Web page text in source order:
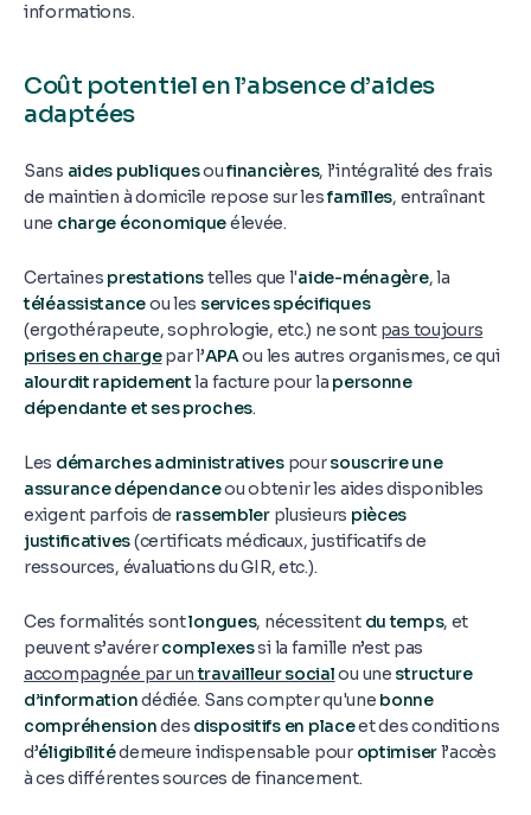
informations.
Coût potentiel en l’absence d’aides
adaptées
Sans aides publiquesoufinancières, l’intégralité des frais
de maintien à domicile repose sur lesfamilles, entraînant
une charge économiqueélevée.
Certaines prestationstelles que l'aide-ménagère, la
téléassistanceou les services spécifiques
(ergothérapeute, sophrologie, etc.) ne sont pas toujours
prises en chargepar l’APAou les autres organismes, ce qui
alourdit rapidementla facture pour la personne
dépendante et ses proches.
Les démarches administrativespoursouscrire une
assurance dépendanceou obtenir les aides disponibles
exigent parfois de rassemblerplusieurs pièces
justificatives(certificats médicaux, justificatifs de
ressources, évaluations du GIR, etc.).
Ces formalités sontlongues, nécessitent du temps, et
peuvent s’avérercomplexessi la famille n’est pas
accompagnée par untravailleur socialou une structure
d’informationdédiée. Sans compter qu'une bonne
compréhensiondes dispositifs en placeet des conditions
d’éligibilitédemeure indispensable pour optimiserl’accès
à ces différentes sources de financement.